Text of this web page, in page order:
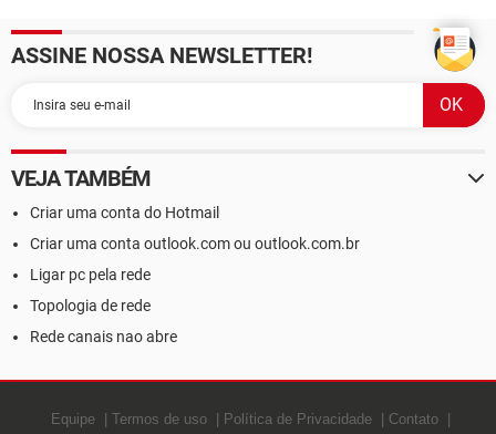
ASSINE NOSSA NEWSLETTER!
VEJA TAMBÉM
Criar uma conta do Hotmail
Criar uma conta outlook.com ou outlook.com.br
Ligar pc pela rede
Topologia de rede
Rede canais nao abre
Equipe Termos de uso Política de Privacidade Contato